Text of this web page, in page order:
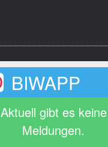
BIWAPP
Aktuell gibt es keine
Meldungen.